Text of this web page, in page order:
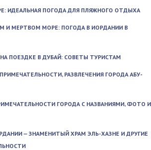
ИДЕАЛЬНАЯ ПОГОДА ДЛЯ ПЛЯЖНОГО ОТДЫХА
И МЕРТВОМ МОРЕ: ПОГОДА В ИОРДАНИИ В
ПОЕЗДКЕ В ДУБАЙ: СОВЕТЫ ТУРИСТАМ
РАЗВЛЕЧЕНИЯ ГОРОДА АБУ-
ГОРОДА С НАЗВАНИЯМИ, ФОТО И
— ЗНАМЕНИТЫЙ ХРАМ ЭЛЬ-ХАЗНЕ И ДРУГИЕ